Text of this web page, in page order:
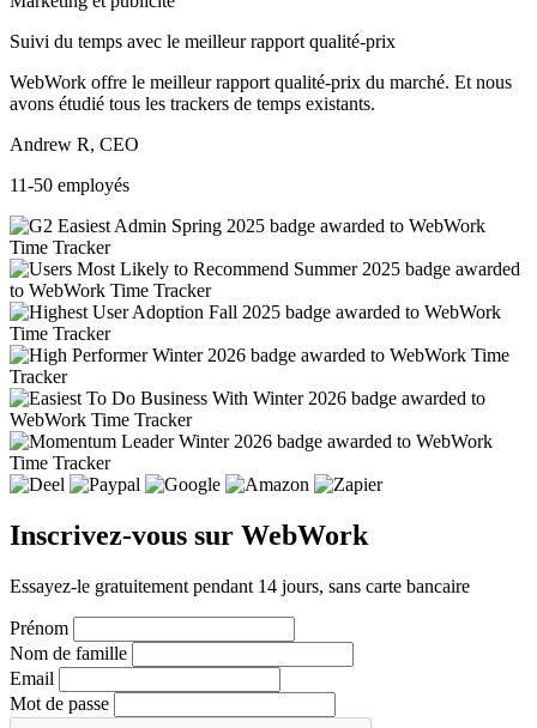
Suivi du temps avec le meilleur rapport qualité-prix
WebWork offre le meilleur rapport qualité-prix du marché. Et nous
avons étudié tous les trackers de temps existants.
Andrew R, CEO
11-50 employés
Inscrivez-vous sur WebWork
Essayez-le gratuitement pendant 14 jours, sans carte bancaire
Prénom
Nom de famille
Email
Mot de passe